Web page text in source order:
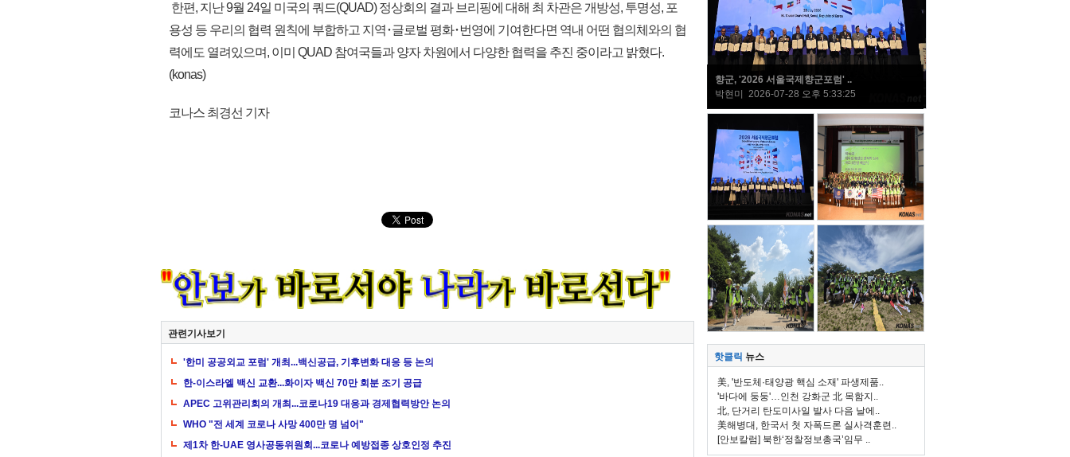
한편, 지난 9월 24일 미국의 쿼드(QUAD) 정상회의 결과 브리핑에 대해 최 차관은 개방성, 투명성, 포
용성 등 우리의 협력 원칙에 부합하고 지역･글로벌 평화･번영에 기여한다면 역내 어떤 협의체와의 협
력에도 열려있으며, 이미 QUAD 참여국들과 양자 차원에서 다양한 협력을 추진 중이라고 밝혔다.
(konas)
코나스 최경선 기자
관련기사보기
'한미 공공외교 포럼' 개최...백신공급, 기후변화 대응 등 논의
한-이스라엘 백신 교환...화이자 백신 70만 회분 조기 공급
APEC 고위관리회의 개최...코로나19 대응과 경제협력방안 논의
WHO "전 세계 코로나 사망 400만 명 넘어"
제1차 한-UAE 영사공동위원회...코로나 예방접종 상호인정 추진
향군, '2026 서울국제향군포럼' ..
박현미 2026-07-28 오후 5:33:25
핫클릭 뉴스
美, '반도체·태양광 핵심 소재' 파생제품..
'바다에 둥둥'…인천 강화군 北 목함지..
北, 단거리 탄도미사일 발사 다음 날에..
美해병대, 한국서 첫 자폭드론 실사격훈련..
[안보칼럼] 북한‘정찰정보총국’임무 ..